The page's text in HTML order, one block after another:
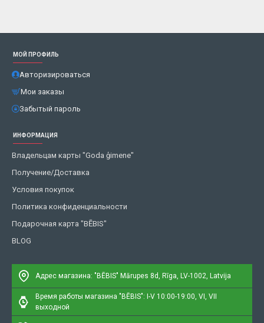
МОЙ ПРОФИЛЬ
Авторизироваться
Мои заказы
Забытый пароль
ИНФОРМАЦИЯ
Владельцам карты "Goda ģimene"
Получение/Доставка
Условия покупок
Политика конфиденциальности
Подарочная карта "BĒBIS"
BLOG
Адрес магазина: "BĒBIS" Mārupes 8d, Rīga, LV-1002, Latvija
Время работы магазина "BĒBIS": I-V 10:00-19:00, VI, VII
выходной